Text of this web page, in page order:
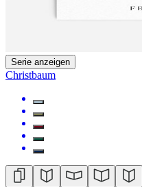
Serie anzeigen
Christbaum